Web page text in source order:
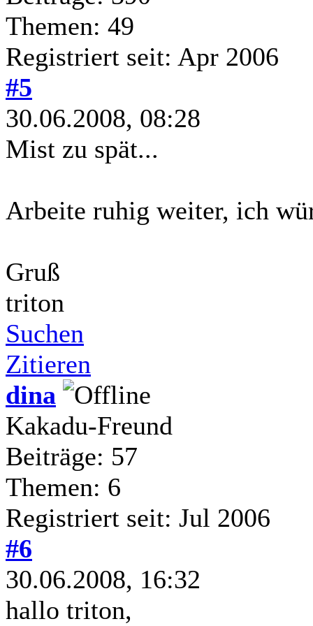
Themen: 49
Registriert seit: Apr 2006
#5
30.06.2008, 08:28
Mist zu spät...
Arbeite ruhig weiter, ich
Gruß
triton
Suchen
Zitieren
dina
Kakadu-Freund
Beiträge: 57
Themen: 6
Registriert seit: Jul 2006
#6
30.06.2008, 16:32
hallo triton,